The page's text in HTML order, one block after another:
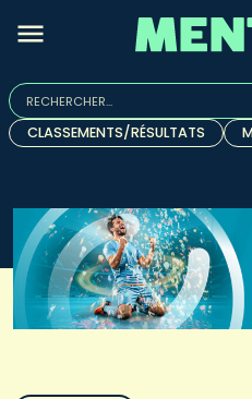
Rechercher :
Quand les résultats de
CLASSEMENTS/RÉSULTATS